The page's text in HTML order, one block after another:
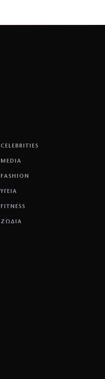
CELEBRITIES
MEDIA
FASHION
ΥΓΕΙΑ
FITNESS
ΖΩΔΙΑ